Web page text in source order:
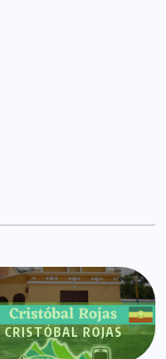
CRISTÓBAL ROJAS